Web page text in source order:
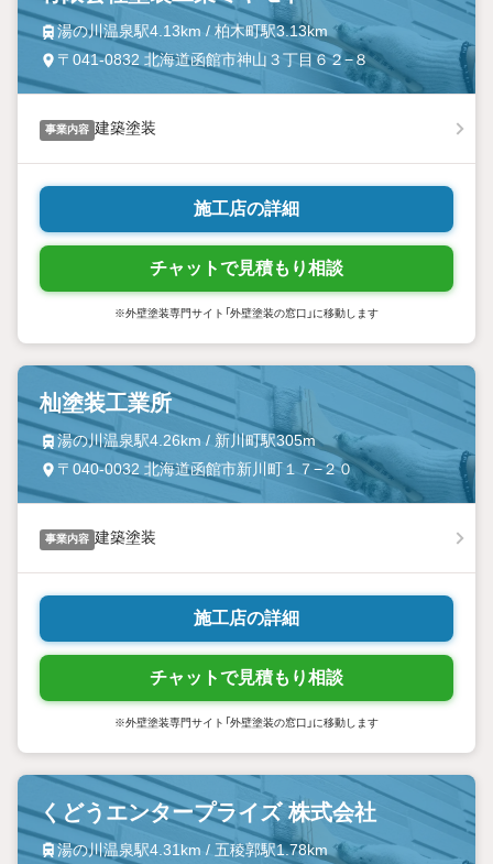
湯の川温泉駅4.13km / 柏木町駅3.13km
〒041-0832 北海道函館市神山３丁目６２−８
事業内容 建築塗装
施工店の詳細
チャットで見積もり相談
※外壁塗装専門サイト「外壁塗装の窓口」に移動します
杣塗装工業所
湯の川温泉駅4.26km / 新川町駅305m
〒040-0032 北海道函館市新川町１７−２０
事業内容 建築塗装
施工店の詳細
チャットで見積もり相談
※外壁塗装専門サイト「外壁塗装の窓口」に移動します
くどうエンタープライズ 株式会社
湯の川温泉駅4.31km / 五稜郭駅1.78km